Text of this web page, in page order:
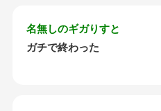
名無しのギガりすと
ガチで終わった